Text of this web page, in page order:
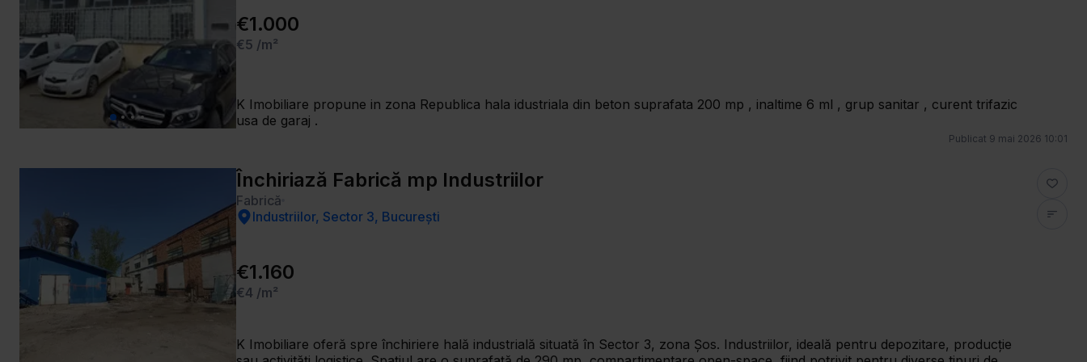
€1.000
€5 /m²
K Imobiliare propune in zona Republica hala idustriala din beton suprafata 200 mp , inaltime 6 ml , grup sanitar , curent trifazic
usa de garaj .
Publicat 9 mai 2026 10:01
Închiriază Fabrică mp Industriilor
Fabrică
Industriilor, Sector 3, București
€1.160
€4 /m²
K Imobiliare oferă spre închiriere hală industrială situată în Sector 3, zona Șos. Industriilor, ideală pentru depozitare, producție